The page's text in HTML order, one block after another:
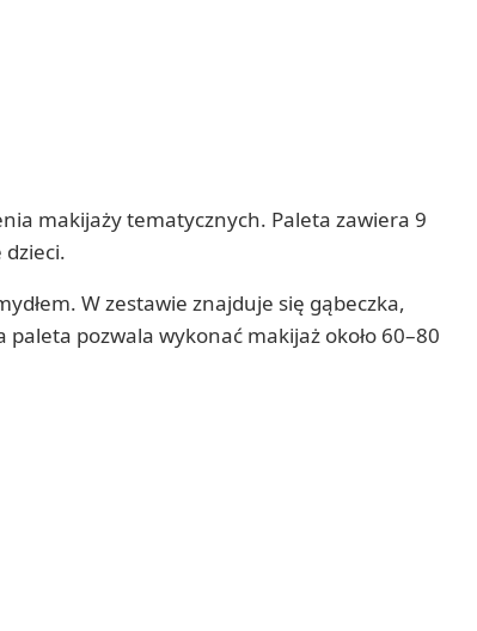
makijaży tematycznych. Paleta zawiera 9
dzieci.
W zestawie znajduje się gąbeczka,
pozwala wykonać makijaż około 60–80